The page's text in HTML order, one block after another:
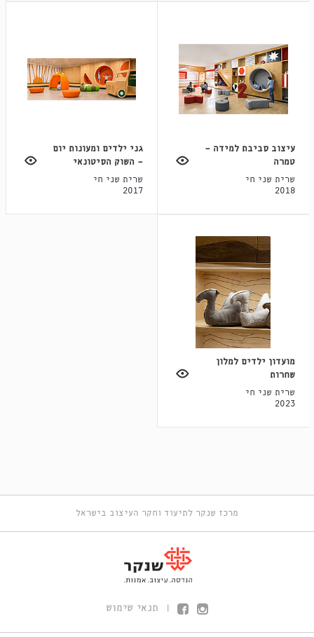
עיצוב סביבת למידה -
טמרה
שרית שני חי
2018
גני ילדים ומעונות יום
- השוק הסיטונאי
שרית שני חי
2017
מועדון ילדים למלון
שחרות
שרית שני חי
2023
מרכז שנקר לתיעוד וחקר העיצוב בישראל
תנאי שימוש